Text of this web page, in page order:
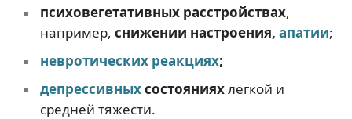
психовегетативных расстройствах,
например, снижении настроения, апатии;
невротических реакциях;
депрессивныхсостоянияхлёгкой и
средней тяжести.